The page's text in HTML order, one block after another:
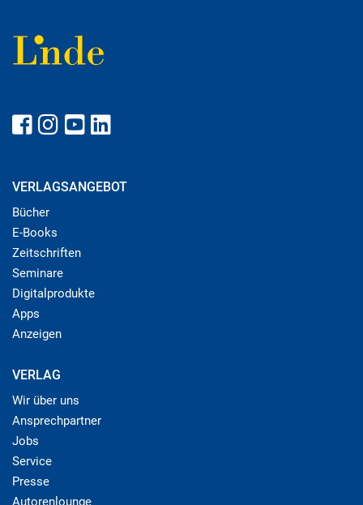
VERLAGSANGEBOT
Bücher
E-Books
Zeitschriften
Seminare
Digitalprodukte
Apps
Anzeigen
VERLAG
Wir über uns
Ansprechpartner
Jobs
Service
Presse
Autorenlounge